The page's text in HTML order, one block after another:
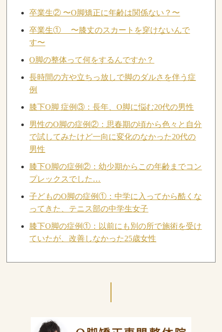
卒業生② 〜O脚矯正に年齢は関係ない？〜
卒業生① 〜膝丈のスカートを穿けないんで
す〜
O脚の整体って何をするんですか？
長時間の方や立ちっ放しで脚のダルさを伴う症
例
膝下O脚 症例③：長年、O脚に悩む20代の男性
男性のO脚の症例②：思春期の頃から色々と自分
で試してみたけど一向に変化のなかった20代の
男性
膝下O脚の症例②：幼少期からこの年齢までコン
プレックスでした…
子どものO脚の症例①：中学に入ってから酷くな
ってきた、テニス部の中学生女子
膝下O脚の症例①：以前にも別の所で施術を受け
ていたが、改善しなかった25歳女性